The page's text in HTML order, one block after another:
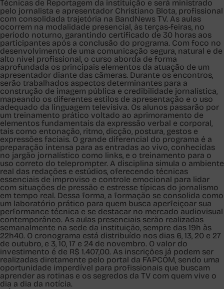
Técnicas de Reportagem da instituição e será ministrado
pelo jornalista e apresentador Christiano Blota, profissional
com consolidada trajetória na BandNews TV. As aulas
ocorrem na modalidade presencial, às terças-feiras, no
período noturno, garantindo certificado de 30 horas aos
participantes após a conclusão do programa. Com foco no
desenvolvimento de uma comunicação segura, natural e de
alto nível profissional, o curso aborda de forma
aprofundada os principais elementos da atuação de um
apresentador diante das câmeras. Durante os encontros,
serão trabalhados aspectos determinantes para a
construção de imagem pública e credibilidade jornalística,
mapeando os diferentes estilos de apresentação e o uso
adequado da linguagem televisiva. Os alunos passarão por
um treinamento prático voltado ao aprimoramento de
elementos fundamentais da expressão verbal e corporal,
tais como entonação, ritmo, dicção, postura, gestos e
expressões faciais. O grande diferencial do programa é a
preparação intensa para as entradas ao vivo, conhecidas
no jargão jornalístico como links, e o treinamento para o
uso correto do teleprompter. A disciplina simula o ambiente
real das redações e estúdios, oferecendo técnicas
essenciais de improviso e controle emocional para lidar
com situações de pressão e estresse típicas do jornalismo
em tempo real. Dessa forma, a formação se consolida como
um laboratório prático para quem busca aperfeiçoar sua
performance técnica e se destacar no mercado audiovisual
contemporâneo. As aulas presenciais serão realizadas
semanalmente na sede da instituição, sempre das 19h às
22h40. O cronograma está distribuído nos dias 6, 13, 20 e 27
de outubro, e 3, 10, 17 e 24 de novembro. O valor do
investimento é de R$ 1.407,00. As inscrições já podem ser
realizadas diretamente pelo portal da FAPCOM, sendo uma
oportunidade imperdível para profissionais que buscam
aprender as rotinas e os segredos da TV com quem vive o
dia a dia da notícia.